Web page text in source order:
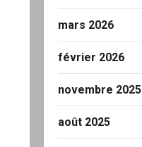
mars 2026
février 2026
novembre 2025
août 2025